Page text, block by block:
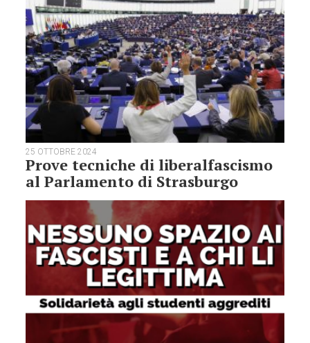
25 OTTOBRE 2024
Prove tecniche di liberalfascismo
al Parlamento di Strasburgo